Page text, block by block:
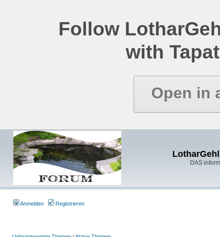
Follow
with
Open in
DAS
Anmelden Registrieren